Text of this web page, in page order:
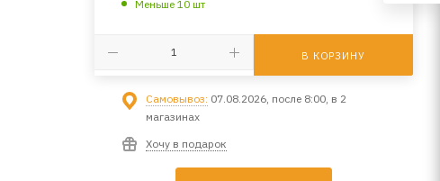
Меньше 10 шт
В КОРЗИНУ
Самовывоз: 07.08.2026, после 8:00, в 2
магазинах
Хочу в подарок